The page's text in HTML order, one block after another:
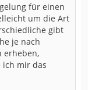
für einen
um die Art
gibt
je nach
erheben,
ich mir das